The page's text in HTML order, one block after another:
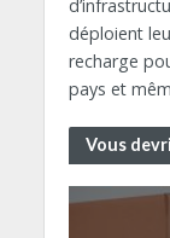
déploient
recharge
pays et
Vous